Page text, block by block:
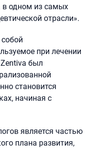
в одном из самых
отрасли».
при лечении
был
становится
начиная с
является частью
плана развития,